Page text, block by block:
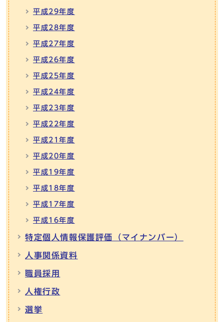
平成29年度
平成28年度
平成27年度
平成26年度
平成25年度
平成24年度
平成23年度
平成22年度
平成21年度
平成20年度
平成19年度
平成18年度
平成17年度
平成16年度
特定個人情報保護評価（マイナンバー）
人事関係資料
職員採用
人権行政
選挙